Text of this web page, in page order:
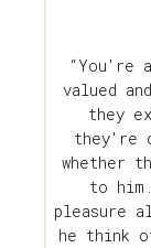
“You're
valued
they
they're
whether
to
pleasure
he think